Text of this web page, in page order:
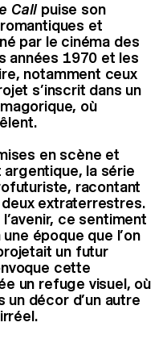
Callpuise son
et
par le cinéma des
années 1970 et les
notamment ceux
s’inscrit dans un
où
en scène et
la série
racontant
extraterrestres.
ce sentiment
époque que l’on
un futur
cette
un refuge visuel, où
un décor d’un autre